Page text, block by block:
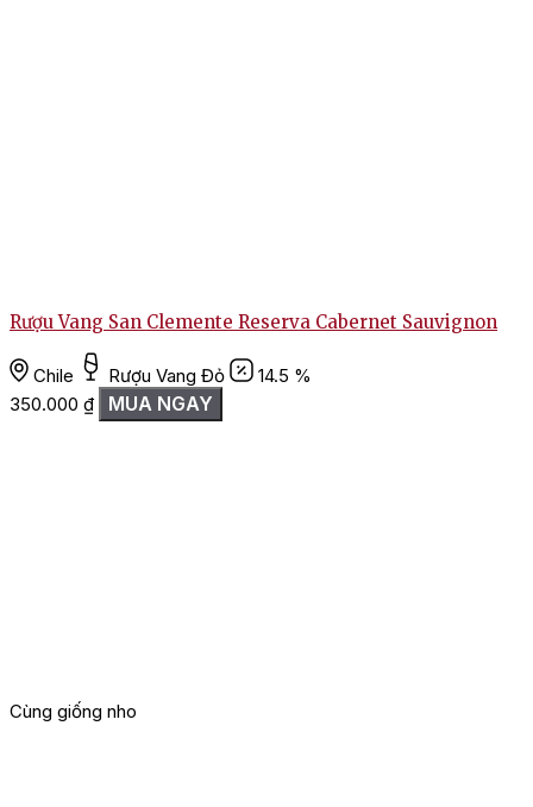
Rượu Vang San Clemente Reserva Cabernet Sauvignon
Chile Rượu Vang Đỏ
14.5 %
350.000 ₫ MUA NGAY
Cùng giống nho